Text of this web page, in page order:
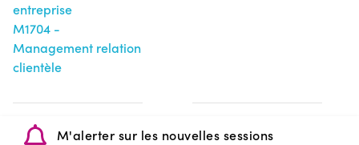
entreprise
M1704 -
Management relation
clientèle
M'alerter sur les nouvelles sessions